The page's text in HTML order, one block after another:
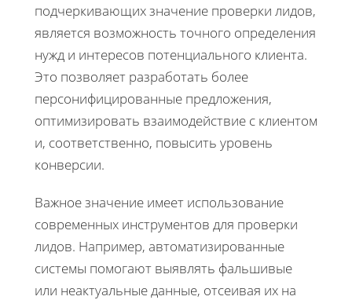
подчеркивающих значение проверки лидов,
является возможность точного определения
нужд и интересов потенциального клиента.
Это позволяет разработать более
персонифицированные предложения,
оптимизировать взаимодействие с клиентом
и, соответственно, повысить уровень
конверсии.
Важное значение имеет использование
современных инструментов для проверки
лидов. Например, автоматизированные
системы помогают выявлять фальшивые
или неактуальные данные, отсеивая их на